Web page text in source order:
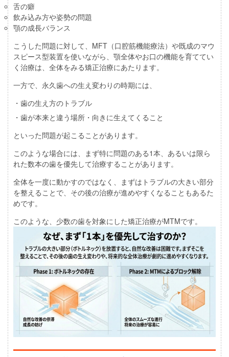
舌の癖
飲み込み方や姿勢の問題
顎の成長バランス
こうした問題に対して、MFT（口腔筋機能療法）や既成のマウ
スピース型装置を使いながら、顎全体やお口の機能を育ててい
く治療は、全体をみる矯正治療にあたります。
一方で、永久歯への生え変わりの時期には、
・歯の生え方のトラブル
・歯が本来と違う場所・向きに生えてくること
といった問題が起こることがあります。
このような場合には、まず特に問題のある1本、あるいは限ら
れた数本の歯を優先して治療することがあります。
全体を一度に動かすのではなく、まずはトラブルの大きい部分
を整えることで、その後の治療が進めやすくなることもあるた
めです。
このような、少数の歯を対象にした矯正治療がMTMです。